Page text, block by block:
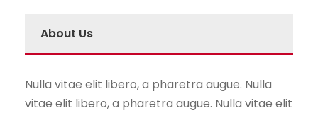
About Us
Nulla vitae elit libero, a pharetra augue. Nulla
vitae elit libero, a pharetra augue. Nulla vitae elit